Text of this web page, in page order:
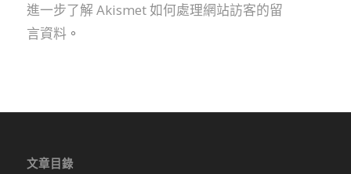
進一步了解 Akismet 如何處理網站訪客的留
言資料。
文章目錄